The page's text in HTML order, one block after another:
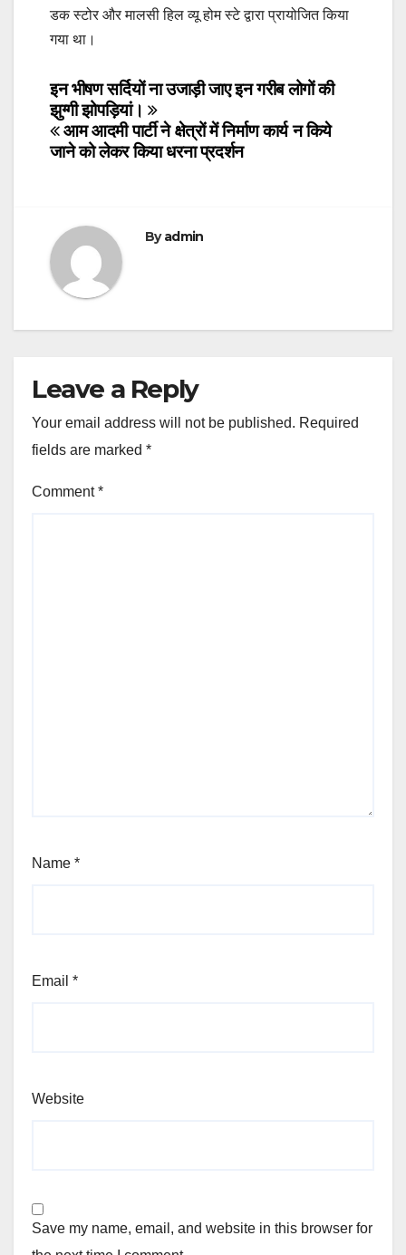
डक स्टोर और मालसी हिल व्यू होम स्टे द्वारा प्रायोजित किया
गया था।
Post
navigation
इन भीषण सर्दियों ना उजाड़ी जाए इन गरीब लोगों की
झुग्गी झोपड़ियां।
आम आदमी पार्टी ने क्षेत्रों में निर्माण कार्य न किये
जाने को लेकर किया धरना प्रदर्शन
Byadmin
Leave a Reply
Your email address will not be published. Required
fields are marked *
Comment*
Name *
Email *
Website
Save my name, email, and website in this browser for